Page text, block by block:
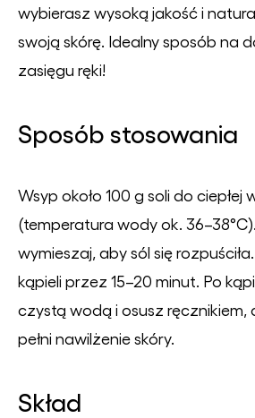
wybierasz wysoką jakość i
swoją skórę. Idealny sposób na
zasięgu ręki!
Sposób stosowania
Wsyp około 100 g soli do ciepłej
(temperatura wody ok.
wymieszaj, aby sól się
kąpieli przez 15–20 minut. Po
czystą wodą i osusz
pełni nawilżenie skóry.
Skład